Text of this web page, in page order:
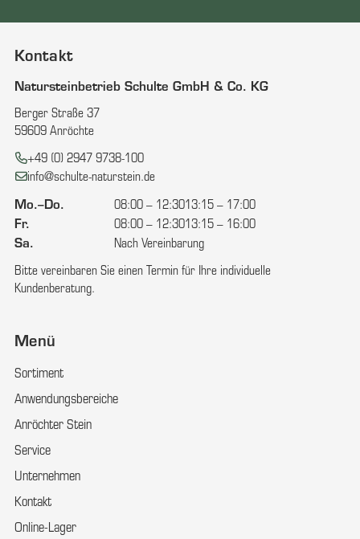
Kontakt
Natursteinbetrieb Schulte GmbH & Co. KG
Berger Straße 37
59609 Anröchte
Telefon:
+49 (0) 2947 9738-100
E-Mail:
info@schulte-naturstein.de
Mo.–Do. 08:00 – 12:3013:15 – 17:00
Fr.
08:00 – 12:3013:15 – 16:00
Sa.
Nach Vereinbarung
Bitte vereinbaren Sie einen Termin für Ihre individuelle
Kundenberatung.
Menü
Sortiment
Anwendungsbereiche
Anröchter Stein
Service
Unternehmen
Kontakt
Online-Lager